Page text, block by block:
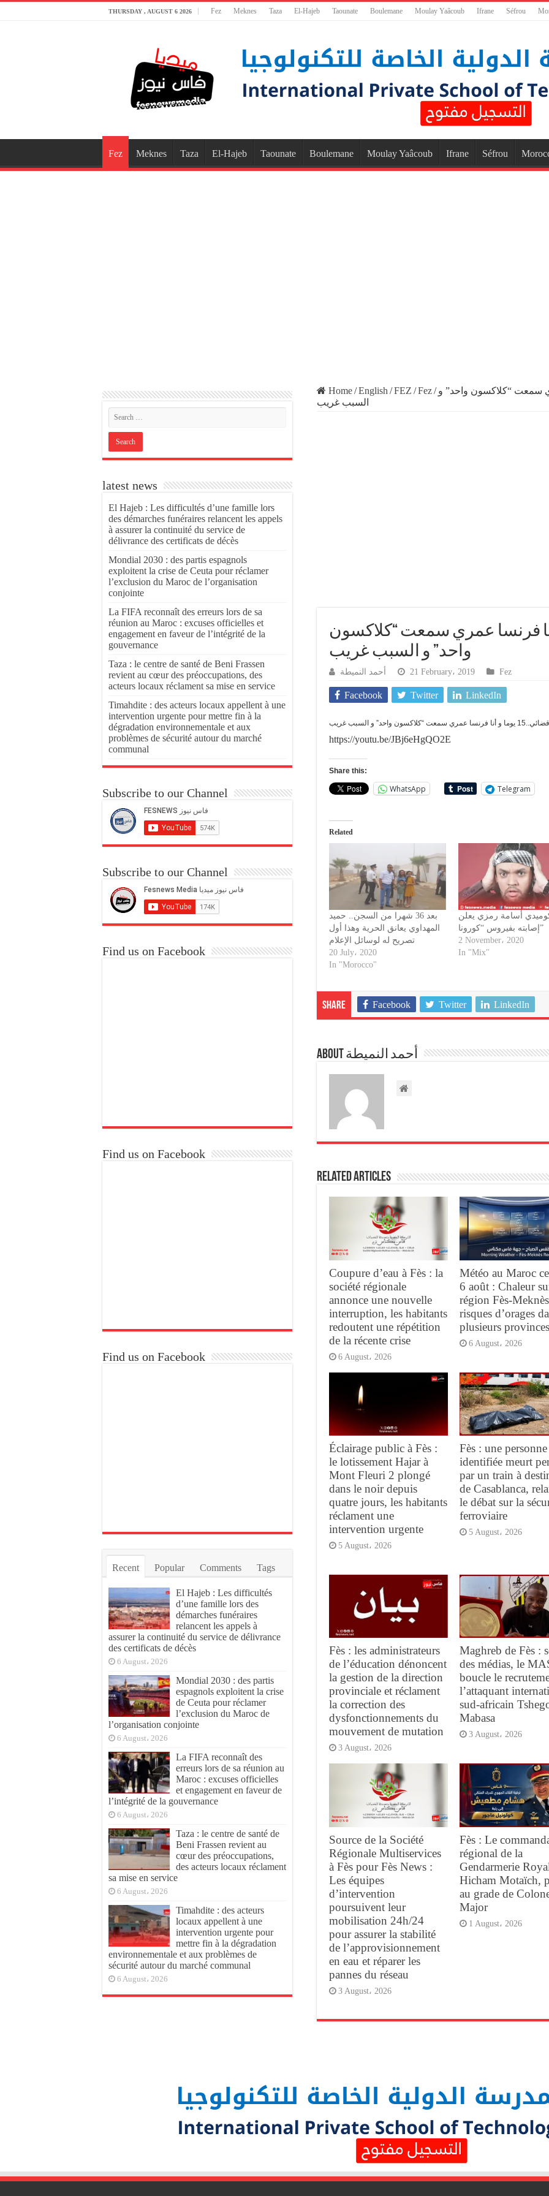
THURSDAY , AUGUST 6 2026 Fez Meknes Taza El-Hajeb Taounate Boulemane Moulay Yaâcoub Ifrane Séfrou
Fez Meknes Taza El-Hajeb Taounate Boulemane Moulay Yaâcoub Ifrane Séfrou
Home/English /FEZ /Fez/ عمري سمعت “كلاكسون واحد” و
السبب غريب
يوما و أنا فرنسا عمري سمعت “كلاكسون
واحد” و السبب غريب
أحمد النميطة 21 February، 2019 Fez
Facebook Twitter LinkedIn
سمعت “كلاكسون واحد” و السبب غريب
https://youtu.be/JBj6eHgQO2E
Share this:
WhatsApp Telegram
Related
بعد 36 شهرا من السجن.. حميد
المهداوي يعانق الحرية وهذا أول
تصريح له لوسائل الإعلام
20 July، 2020
In "Morocco"
أسامة رمزي يعلن
إصابته بفيروس “كورونا”
2 November، 2020
In "Mix"
Share Facebook Twitter LinkedIn
About أحمد النميطة
Related Articles
Coupure d’eau à Fès : la
société régionale
annonce une nouvelle
interruption, les habitants
redoutent une répétition
de la récente crise
6 August، 2026
Météo au Maroc
6 août : Chaleur
région Fès-
risques d’orages
plusieurs provinces
6 August، 2026
Éclairage public à Fès :
le lotissement Hajar à
Mont Fleuri 2 plongé
dans le noir depuis
quatre jours, les habitants
réclament une
intervention urgente
5 August، 2026
Fès : une
identifiée meurt
par un train à
de Casablanca,
le débat sur la
ferroviaire
5 August، 2026
Fès : les administrateurs
de l’éducation dénoncent
la gestion de la direction
provinciale et réclament
la correction des
dysfonctionnements du
mouvement de mutation
3 August، 2026
Maghreb de Fès :
des médias, le
boucle le
l’attaquant
sud-africain
Mabasa
3 August، 2026
Source de la Société
Régionale Multiservices
à Fès pour Fès News :
Les équipes
d’intervention
poursuivent leur
mobilisation 24h/24
pour assurer la stabilité
de l’approvisionnement
en eau et réparer les
pannes du réseau
3 August، 2026
Fès : Le
régional de la
Gendarmerie
Hicham Motaïch,
au grade de
Major
1 August، 2026
latest news
El Hajeb : Les difficultés d’une famille lors
des démarches funéraires relancent les appels
à assurer la continuité du service de
délivrance des certificats de décès
Mondial 2030 : des partis espagnols
exploitent la crise de Ceuta pour réclamer
l’exclusion du Maroc de l’organisation
conjointe
La FIFA reconnaît des erreurs lors de sa
réunion au Maroc : excuses officielles et
engagement en faveur de l’intégrité de la
gouvernance
Taza : le centre de santé de Beni Frassen
revient au cœur des préoccupations, des
acteurs locaux réclament sa mise en service
Timahdite : des acteurs locaux appellent à une
intervention urgente pour mettre fin à la
dégradation environnementale et aux
problèmes de sécurité autour du marché
communal
Subscribe to our Channel
Subscribe to our Channel
Find us on Facebook
Find us on Facebook
Find us on Facebook
Recent Popular Comments Tags
El Hajeb : Les difficultés
d’une famille lors des
démarches funéraires
relancent les appels à
assurer la continuité du service de délivrance
des certificats de décès
6 August، 2026
Mondial 2030 : des partis
espagnols exploitent la crise
de Ceuta pour réclamer
l’exclusion du Maroc de
l’organisation conjointe
6 August، 2026
La FIFA reconnaît des
erreurs lors de sa réunion au
Maroc : excuses officielles
et engagement en faveur de
l’intégrité de la gouvernance
6 August، 2026
Taza : le centre de santé de
Beni Frassen revient au
cœur des préoccupations,
des acteurs locaux réclament
sa mise en service
6 August، 2026
Timahdite : des acteurs
locaux appellent à une
intervention urgente pour
mettre fin à la dégradation
environnementale et aux problèmes de
sécurité autour du marché communal
6 August، 2026